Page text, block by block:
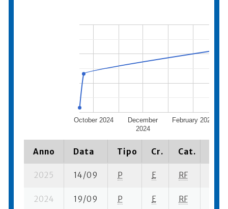
October 2024
December
2024
February 2025
Anno Data Tipo Cr. Cat.
2025 14/09 P E RF
2024 19/09 P E RF